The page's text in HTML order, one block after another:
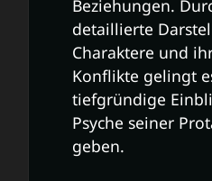
Beziehungen.
detaillierte
Charaktere und
Konflikte gelingt
tiefgründige
Psyche seiner
geben.